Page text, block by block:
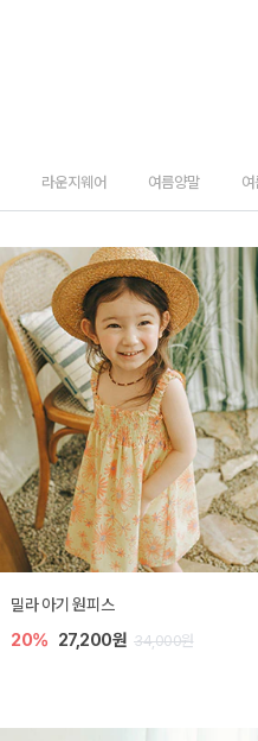
라운지웨어 여름양말
엘로디 니트 아기 뷔스티에
20% 21,600원 27,000원